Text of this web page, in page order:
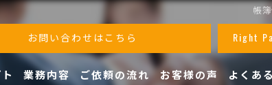
帳
お問い合わせはこちら Right
業務内容 ご依頼の流れ お客様の声 よくあ